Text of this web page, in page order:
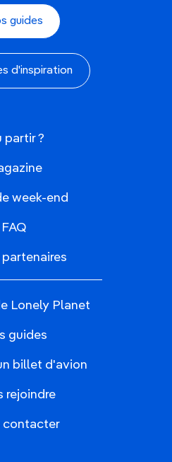
guides
d'inspiration
partir ?
week-end
FAQ
Lonely Planet
guides
billet d'avion
rejoindre
contacter